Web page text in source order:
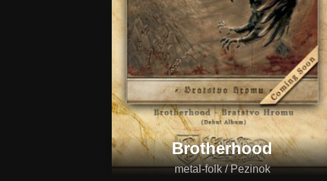
Brotherhood
metal-folk / Pezinok